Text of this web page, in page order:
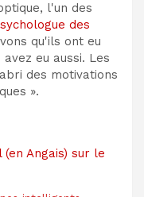
l'un des
des
qu'ils ont eu
eu aussi. Les
des motivations
».
Angais) sur le